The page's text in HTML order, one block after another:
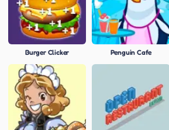
Burger Clicker Penguin Cafe